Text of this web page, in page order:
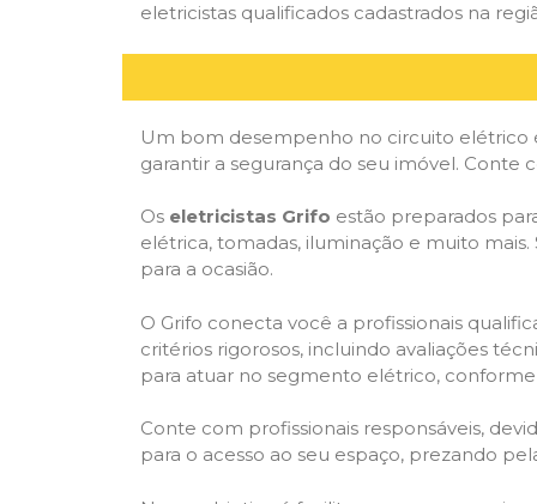
eletricistas qualificados cadastrados na
Um bom desempenho no circuito elétrico
garantir a segurança do seu imóvel. Conte
Os eletricistas Grifo estão preparados
elétrica, tomadas, iluminação e muito
para a ocasião.
O Grifo conecta você a profissionais
critérios rigorosos, incluindo avaliações
para atuar no segmento elétrico,
Conte com profissionais responsáveis,
para o acesso ao seu espaço, prezando